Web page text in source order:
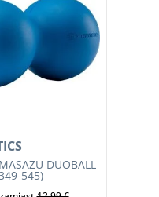
DUOBALL
545)